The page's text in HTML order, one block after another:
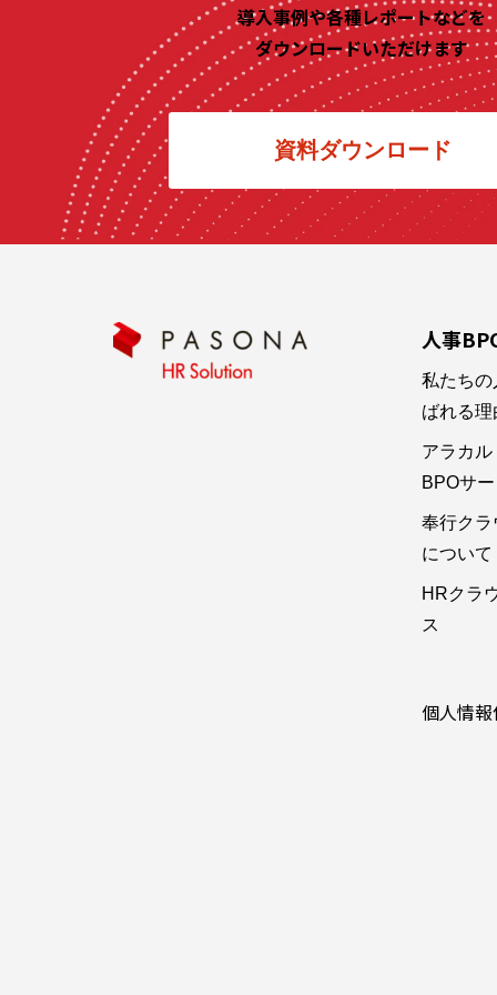
導入事例や各種レポートなどを
ダウンロードいただけます
資料ダウンロード
人事
私たち
ばれる理
アラカ
BPOサ
奉行ク
について
HRクラ
ス
個人情